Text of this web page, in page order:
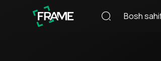
Bosh